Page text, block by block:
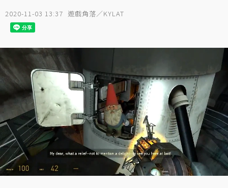
2020-11-03 13:37 遊戲角落／KYLAT